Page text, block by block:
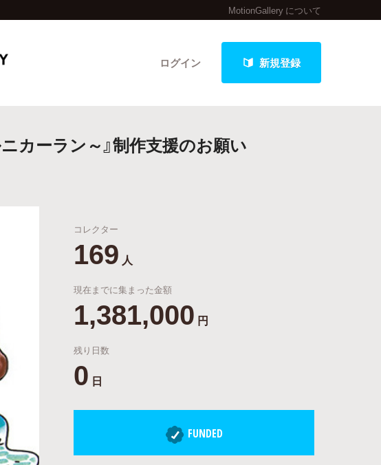
MotionGallery について
ログイン 新規登録
間近のプロジェクト
最新進捗報告から探す
ジェクト
カーラン～』制作支援のお願い
コレクター
169 人
現在までに集まった金額
1,381,000 円
残り日数
0 日
FUNDED